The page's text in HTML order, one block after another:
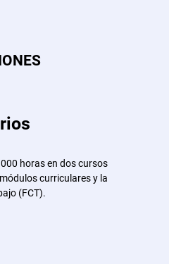
horas en dos cursos
curriculares y la
(FCT).